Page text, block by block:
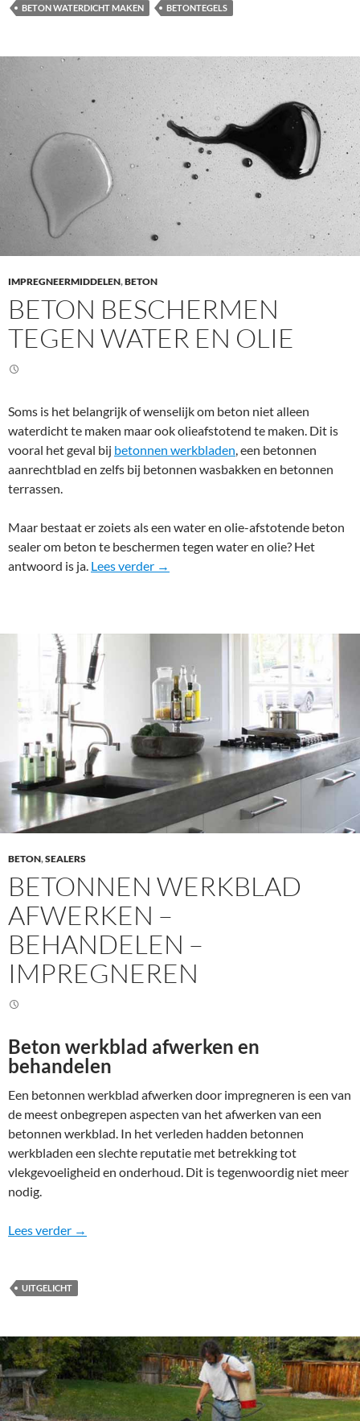
BETON WATERDICHT MAKEN BETONTEGELS
IMPREGNEERMIDDELEN,BETON
BETON BESCHERMEN
TEGEN WATER EN OLIE
Soms is het belangrijk of wenselijk om beton niet alleen
waterdicht te maken maar ook olieafstotend te maken. Dit is
vooral het geval bij betonnen werkbladen, een betonnen
aanrechtblad en zelfs bij betonnen wasbakken en betonnen
terrassen.
Maar bestaat er zoiets als een water en olie-afstotende beton
sealer om beton te beschermen tegen water en olie? Het
antwoord is ja. Lees verder Beton beschermen tegen water en
→
BETON,SEALERS
BETONNEN WERKBLAD
AFWERKEN –
BEHANDELEN –
IMPREGNEREN
Beton werkblad afwerken en
behandelen
Een betonnen werkblad afwerken door impregneren is een van
de meest onbegrepen aspecten van het afwerken van een
betonnen werkblad. In het verleden hadden betonnen
werkbladen een slechte reputatie met betrekking tot
vlekgevoeligheid en onderhoud. Dit is tegenwoordig niet meer
nodig.
Lees verder Betonnen werkblad afwerken – behandelen –
→
UITGELICHT